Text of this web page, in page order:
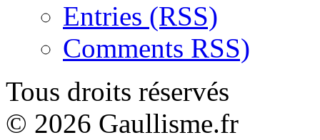
Entries (RSS)
Comments RSS)
Tous droits réservés
© 2026 Gaullisme.fr